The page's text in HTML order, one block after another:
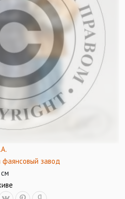
фаянсовый завод